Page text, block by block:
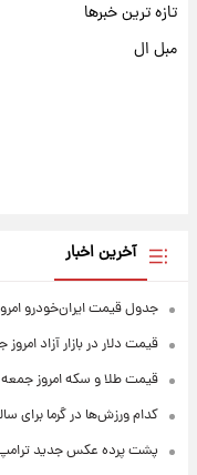
تازه ترین خبرها
مبل ال
آخرین اخبار
جدول قیمت ایران‌خودرو امروز جمعه ۱۶ مرداد؛
قیمت دلار در بازار آزاد امروز جمعه ۱۶
قیمت طلا و سکه امروز جمعه ۱۶ مرداد ۱۴۰۵ +جدول
کدام ورزش‌ها در گرما برای
پشت پرده عکس جدید